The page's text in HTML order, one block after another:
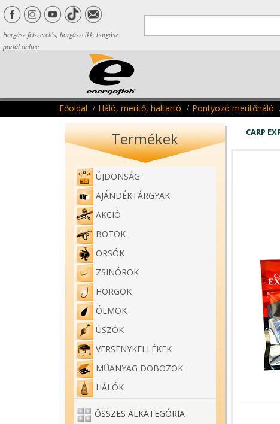
Horgász felszerelés, horgászcikk, horgász
portál online
Főoldal Háló, merítő, haltartó Pontyozó merítőháló
Termékek
ÚJDONSÁG
AJÁNDÉKTÁRGYAK
AKCIÓ
BOTOK
ORSÓK
ZSINÓROK
HORGOK
ÓLMOK
ÚSZÓK
VERSENYKELLÉKEK
MŰANYAG DOBOZOK
HÁLÓK
ÖSSZES ALKATEGÓRIA
CARP